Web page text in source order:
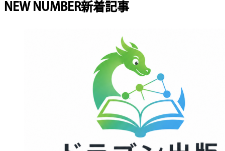
NEW NUMBER新着記事